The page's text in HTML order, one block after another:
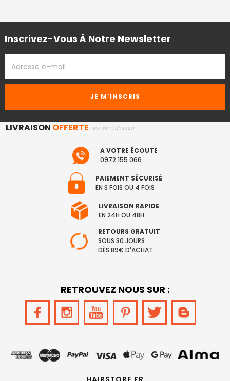
Inscrivez-Vous À Notre Newsletter
EMAIL
LIVRAISON OFFERTE dès 49 € d'achat
A VOTRE ÉCOUTE
0972 155 066
PAIEMENT SÉCURISÉ
EN 3 FOIS OU 4 FOIS
LIVRAISON RAPIDE
EN 24H OU 48H
RETOURS GRATUIT
SOUS 30 JOURS
DÈS 89€ D'ACHAT
RETROUVEZ NOUS SUR :